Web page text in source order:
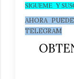
SIGUEME Y
AHORA
TELEGRAM